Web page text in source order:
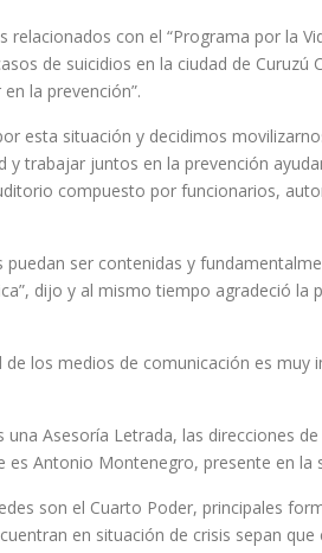
con el “Programa por la
de suicidios en la ciudad de Curuzú
la prevención”.
esta situación y decidimos
trabajar juntos en la prevención
compuesto por funcionarios,
ser contenidas y
dijo y al mismo tiempo agradeció la
los medios de comunicación es muy
Asesoría Letrada, las direcciones
Antonio Montenegro, presente en la
son el Cuarto Poder, principales
en situación de crisis sepan que